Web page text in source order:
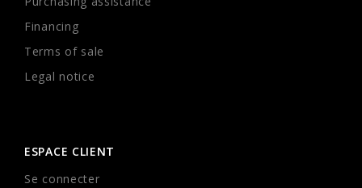
Financing
Terms of sale
Legal notice
ESPACE CLIENT
Se connecter